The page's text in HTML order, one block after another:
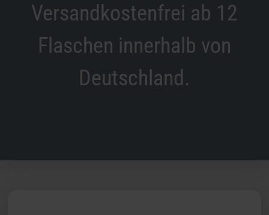
Versandkostenfrei ab 12
Flaschen innerhalb von
Deutschland.